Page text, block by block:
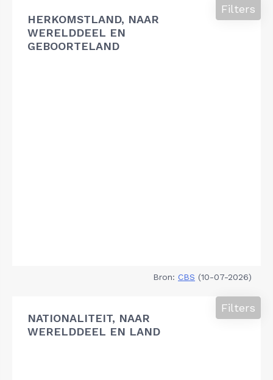
HERKOMSTLAND, NAAR
WERELDDEEL EN
GEBOORTELAND
Filters
Bron: CBS (10-07-2026)
NATIONALITEIT, NAAR
WERELDDEEL EN LAND
Filters